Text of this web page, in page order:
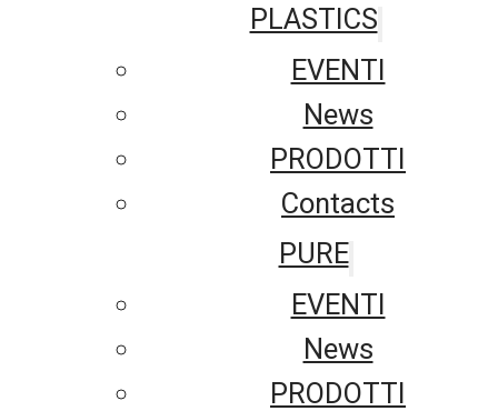
PLASTICS
EVENTI
News
PRODOTTI
Contacts
PURE
EVENTI
News
PRODOTTI